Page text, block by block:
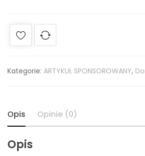
Kategorie: ARTYKUŁ SPONSOROWANY,
Opis Opinie (0)
Opis